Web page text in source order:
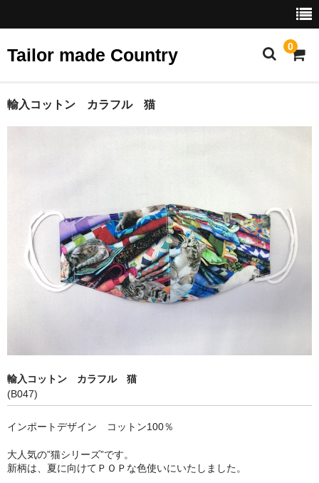
Tailor made Country 0
ホーム
デザイン
テーラーズファブリック
ベビー・ジュニア
マスクプロジェクト
問い合わせフォーム
ブログ
輸入コットン カラフル 猫
輸入コットン カラフル 猫
(B047)
インポートデザイン コットン100％
大人気の”猫シリーズ”です。
新柄は、夏に向けてＰＯＰな色使いにいたしました。